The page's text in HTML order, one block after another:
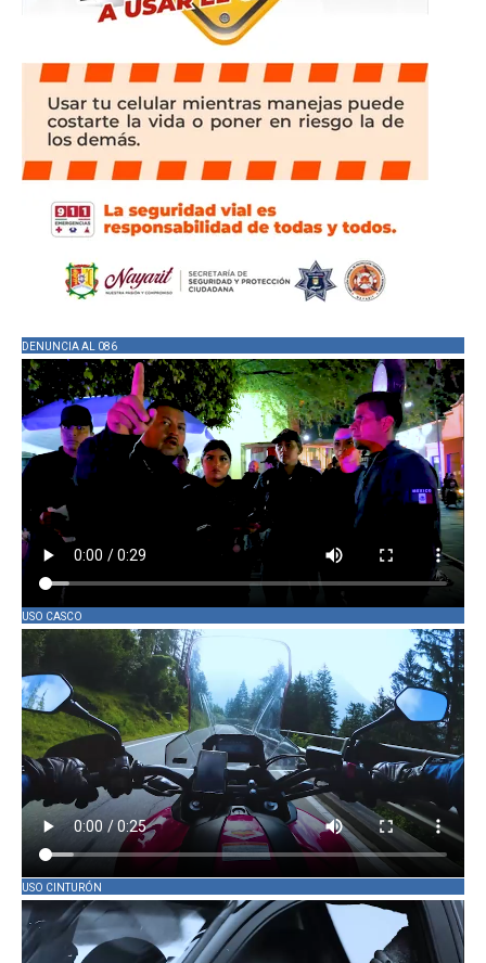
DENUNCIA AL 086
USO CASCO
USO CINTURÓN